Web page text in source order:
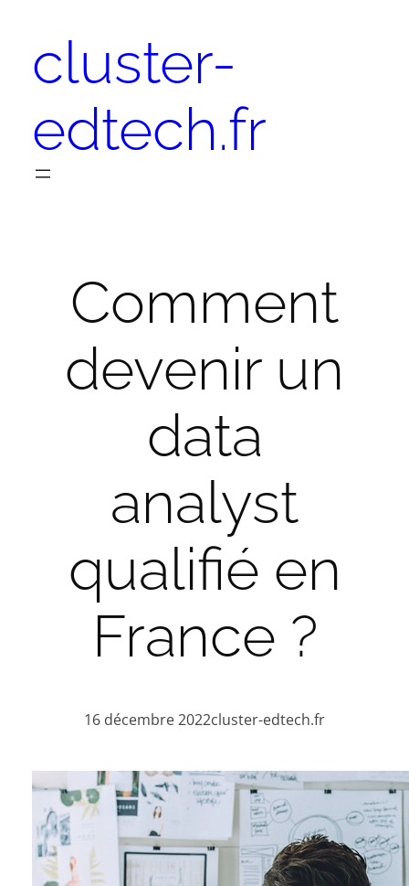
contenu
cluster-
edtech.fr
Comment
devenir un
data
analyst
qualifié en
France ?
16 décembre 2022cluster-edtech.fr